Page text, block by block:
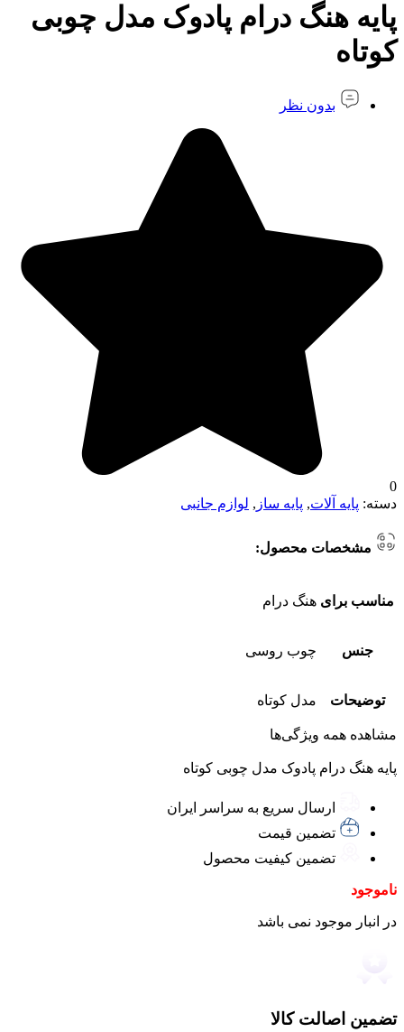
پایه هنگ درام پادوک مدل چوبی
کوتاه
بدون نظر
0
دسته: پایه آلات, پایه ساز , لوازم جانبی
مشخصات محصول:
مناسب برای هنگ درام
جنس چوب روسی
توضیحات مدل کوتاه
مشاهده همه ویژگی‌ها
پایه هنگ درام پادوک مدل چوبی کوتاه
ارسال سریع به سراسر ایران
تضمین قیمت
تضمین کیفیت محصول
ناموجود
در انبار موجود نمی باشد
تضمین اصالت کالا